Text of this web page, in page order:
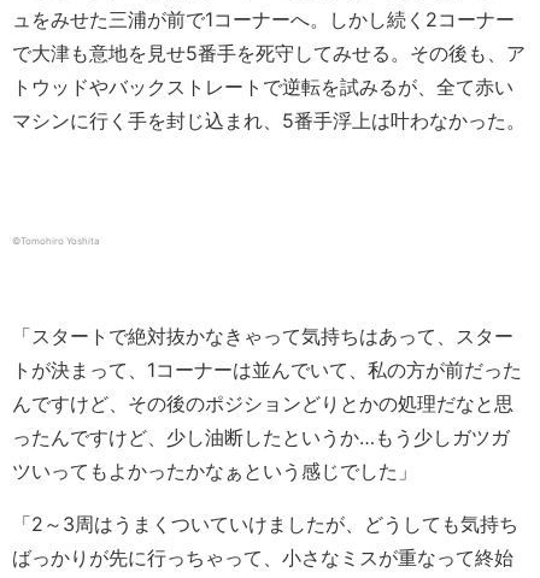
ュをみせた三浦が前で1コーナーへ。しかし続く2コーナー
で大津も意地を見せ5番手を死守してみせる。その後も、ア
トウッドやバックストレートで逆転を試みるが、全て赤い
マシンに行く手を封じ込まれ、5番手浮上は叶わなかった。
©︎Tomohiro Yoshita
「スタートで絶対抜かなきゃって気持ちはあって、スター
トが決まって、1コーナーは並んでいて、私の方が前だった
んですけど、その後のポジションどりとかの処理だなと思
ったんですけど、少し油断したというか…もう少しガツガ
ツいってもよかったかなぁという感じでした」
「2～3周はうまくついていけましたが、どうしても気持ち
ばっかりが先に行っちゃって、小さなミスが重なって終始